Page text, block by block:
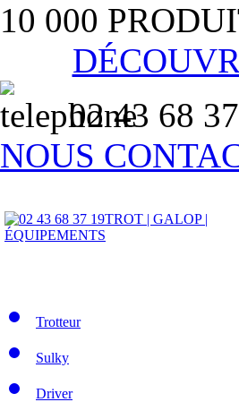
10 000
02 43 68
NOUS
TROT | GALOP |
ÉQUIPEMENTS
Trotteur
Sulky
Driver